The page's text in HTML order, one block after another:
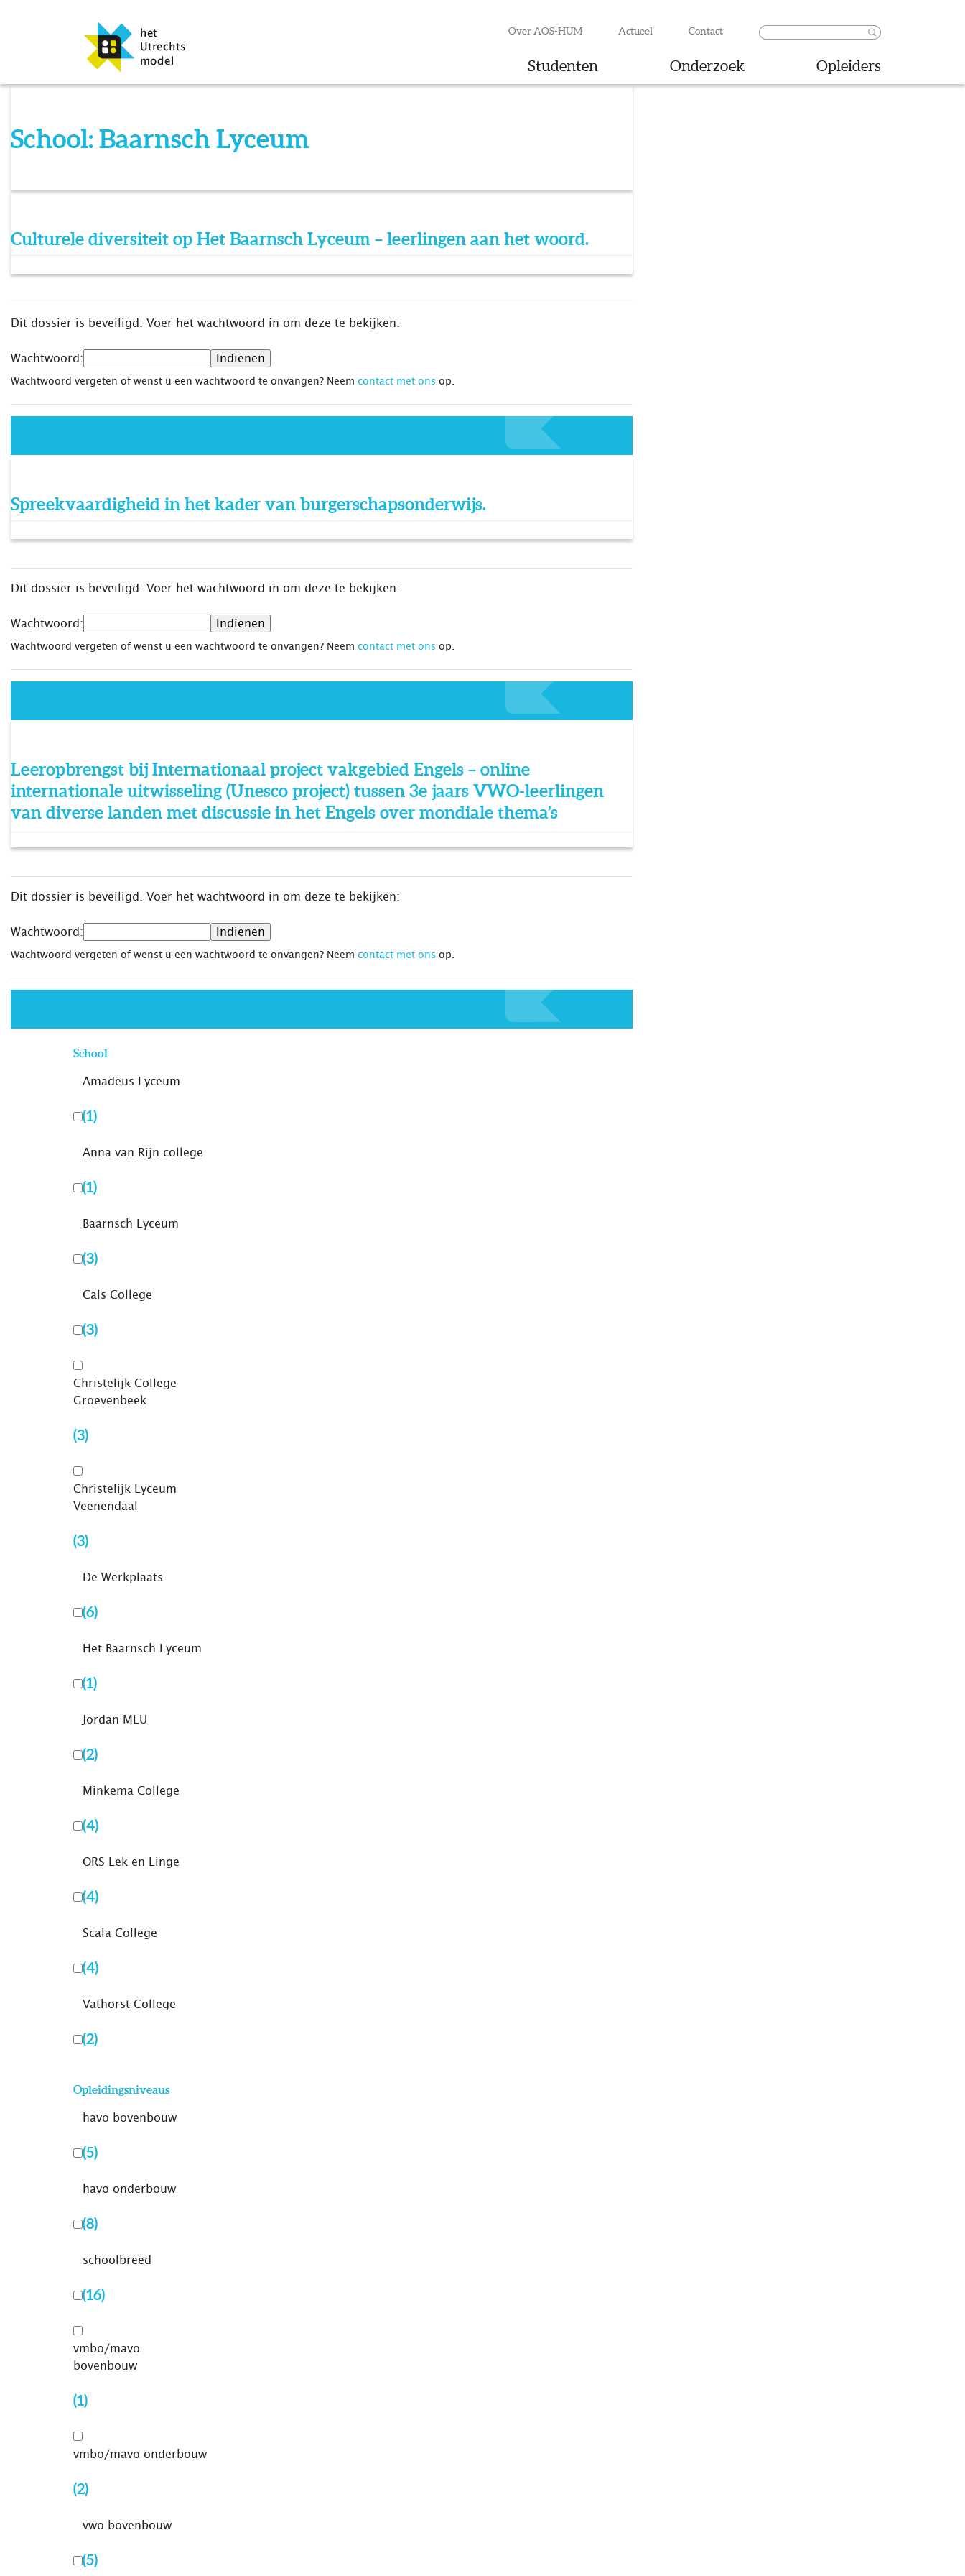
Over AOS-HUM Actueel Contact
Studenten Onderzoek Opleiders
School:Baarnsch Lyceum
Culturele diversiteit op Het Baarnsch Lyceum – leerlingen aan het woord.
Dit dossier is beveiligd. Voer het wachtwoord in om deze te bekijken:
Wachtwoord:
Wachtwoord vergeten of wenst u een wachtwoord te onvangen? Neem contact met ons op.
Spreekvaardigheid in het kader van burgerschapsonderwijs.
Dit dossier is beveiligd. Voer het wachtwoord in om deze te bekijken:
Wachtwoord:
Wachtwoord vergeten of wenst u een wachtwoord te onvangen? Neem contact met ons op.
Leeropbrengst bij Internationaal project vakgebied Engels – online
internationale uitwisseling (Unesco project) tussen 3e jaars VWO-leerlingen
van diverse landen met discussie in het Engels over mondiale thema’s
Dit dossier is beveiligd. Voer het wachtwoord in om deze te bekijken:
Wachtwoord:
Wachtwoord vergeten of wenst u een wachtwoord te onvangen? Neem contact met ons op.
School
Amadeus Lyceum
(1)
Anna van Rijn college
(1)
Baarnsch Lyceum
(3)
Cals College
(3)
Christelijk College
Groevenbeek
(3)
Christelijk Lyceum
Veenendaal
(3)
De Werkplaats
(6)
Het Baarnsch Lyceum
(1)
Jordan MLU
(2)
Minkema College
(4)
ORS Lek en Linge
(4)
Scala College
(4)
Vathorst College
(2)
Opleidingsniveaus
havo bovenbouw
(5)
havo onderbouw
(8)
schoolbreed
(16)
vmbo/mavo
bovenbouw
(1)
vmbo/mavo onderbouw
(2)
vwo bovenbouw
(5)